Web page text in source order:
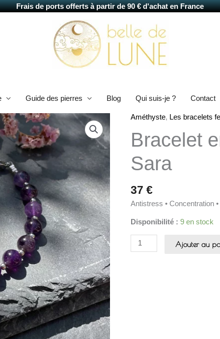
Frais de ports offerts à partir de 90 € d'achat en France
Guide des pierres Blog Qui suis-je ? Contact
Améthyste, Les bracelets
Bracelet
Sara
37 €
Antistress • Concentration
Disponibilité : 9 en stock
quantité
Bracelet
améthyste
Sara
Ajouter au